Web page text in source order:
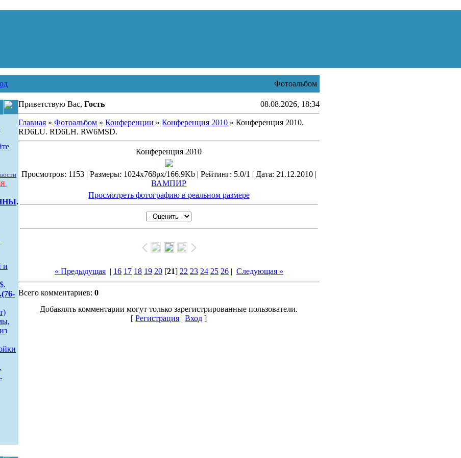
Фотоальбом
.
и
Приветствую Вас, Гость 08.08.2026, 18:34
Главная» Фотоальбом» Конференции » Конференция 2010» Конференция 2010.
RD6LU. RD6LH. RW6MSD.
Конференция 2010
Просмотров: 1153 | Размеры: 1024x768px/166.9Kb | Рейтинг: 5.0/1 | Дата: 21.12.2010 |
ВАМПИР
Просмотреть фотографию в реальном размере
« Предыдущая| 16 17 18 19 20[21] 22 23 24 25 26| Следующая »
Всего комментариев: 0
Добавлять комментарии могут только зарегистрированные пользователи.
[Регистрация |Вход ]